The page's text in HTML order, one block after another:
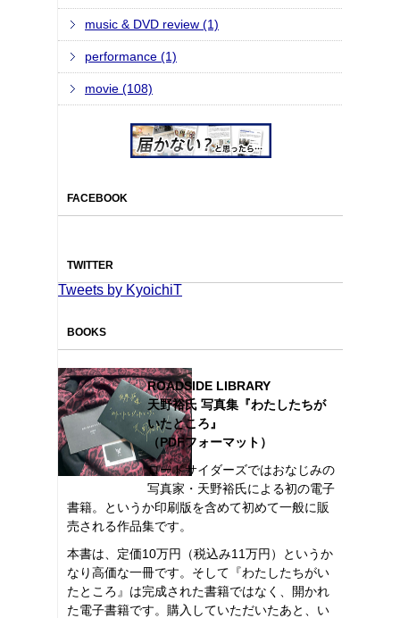
music & DVD review (1)
performance (1)
movie (108)
FACEBOOK
TWITTER
Tweets by KyoichiT
BOOKS
ROADSIDE LIBRARY
天野裕氏 写真集『わたしたちが
いたところ』
（PDFフォーマット）
ロードサイダーズではおなじみの
写真家・天野裕氏による初の電子
書籍。というか印刷版を含めて初めて一般に販
売される作品集です。
本書は、定価10万円（税込み11万円）というか
なり高価な一冊です。そして『わたしたちがい
たところ』は完成された書籍ではなく、開かれ
た電子書籍です。購入していただいたあと、い